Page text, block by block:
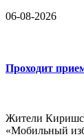
06-08-2026
Проходит
Жители
«Мобильный